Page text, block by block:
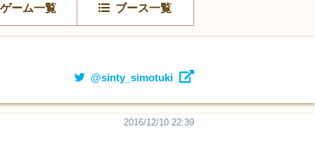
ゲーム一覧 ブース一覧
@sinty_simotuki
2016/12/10 22:39